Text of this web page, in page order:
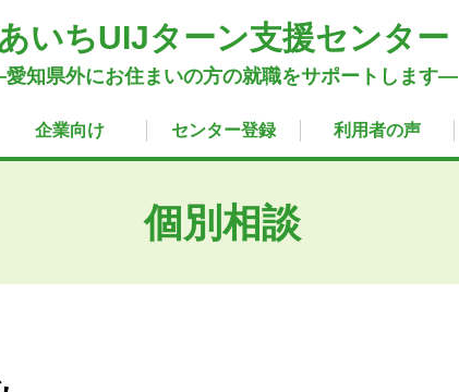
いちUIJターン支援センター
知県外にお住まいの方の就職をサポートします―
企業向け センター登録 利用者の声
個別相談